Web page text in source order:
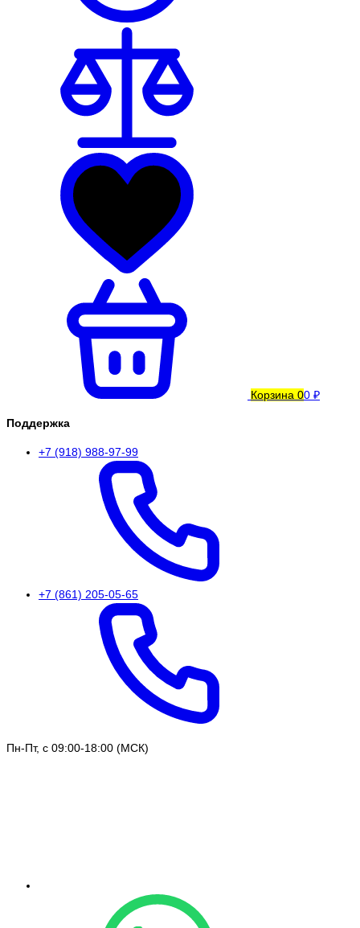
Корзина 00 ₽
Поддержка
+7 (918) 988-97-99
+7 (861) 205-05-65
Пн-Пт, с 09:00-18:00 (МСК)